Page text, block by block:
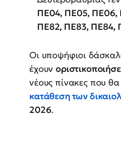
ΠΕ04, ΠΕ05, ΠΕ06,
ΠΕ82, ΠΕ83, ΠΕ84,
Οι υποψήφιοι
έχουν
νέους πίνακες που
κατάθεση των
2026.